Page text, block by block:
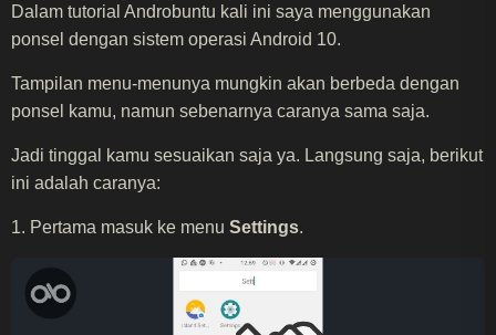
Dalam tutorial Androbuntu kali ini saya menggunakan
ponsel dengan sistem operasi Android 10.
Tampilan menu-menunya mungkin akan berbeda dengan
ponsel kamu, namun sebenarnya caranya sama saja.
Jadi tinggal kamu sesuaikan saja ya. Langsung saja, berikut
ini adalah caranya:
1. Pertama masuk ke menu Settings.